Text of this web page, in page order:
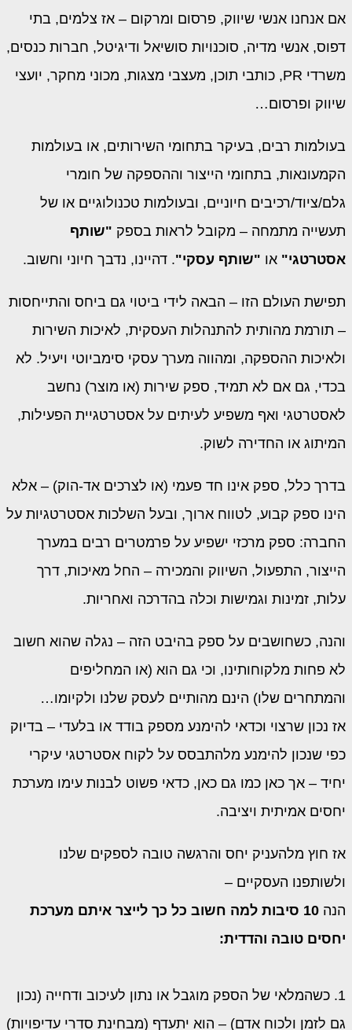
אם אנחנו אנשי שיווק, פרסום ומרקום – אז צלמים, בתי
דפוס, אנשי מדיה, סוכנויות סושיאל ודיגיטל, חברות כנסים,
משרדי PR, כותבי תוכן, מעצבי מצגות, מכוני מחקר, יועצי
שיווק ופרסום…
בעולמות רבים, בעיקר בתחומי השירותים, או בעולמות
הקמעונאות, בתחומי הייצור וההספקה של חומרי
גלם/ציוד/רכיבים חיוניים, ובעולמות טכנולוגיים או של
תעשייה מתמחה – מקובל לראות בספק "שותף
אסטרטגי" או "שותף עסקי". דהיינו, נדבך חיוני וחשוב.
תפישת העולם הזו – הבאה לידי ביטוי גם ביחס והתייחסות
– תורמת מהותית להתנהלות העסקית, לאיכות השירות
ולאיכות ההספקה, ומהווה מערך עסקי סימביוטי ויעיל. לא
בכדי, גם אם לא תמיד, ספק שירות (או מוצר) נחשב
לאסטרטגי ואף משפיע לעיתים על אסטרטגיית הפעילות,
המיתוג או החדירה לשוק.
בדרך כלל, ספק אינו חד פעמי (או לצרכים אד-הוק) – אלא
הינו ספק קבוע, לטווח ארוך, ובעל השלכות אסטרטגיות על
החברה: ספק מרכזי ישפיע על פרמטרים רבים במערך
הייצור, התפעול, השיווק והמכירה – החל מאיכות, דרך
עלות, זמינות וגמישות וכלה בהדרכה ואחריות.
והנה, כשחושבים על ספק בהיבט הזה – נגלה שהוא חשוב
לא פחות מלקוחותינו, וכי גם הוא (או המחליפים
והמתחרים שלו) הינם מהותיים לעסק שלנו ולקיומו…
אז נכון שרצוי וכדאי להימנע מספק בודד או בלעדי – בדיוק
כפי שנכון להימנע מלהתבסס על לקוח אסטרטגי עיקרי
יחיד – אך כאן כמו גם כאן, כדאי פשוט לבנות עימו מערכת
יחסים אמיתית ויציבה.
אז חוץ מלהעניק יחס והרגשה טובה לספקים שלנו
ולשותפנו העסקיים –
הנה
10 סיבות למה חשוב כל כך לייצר איתם מערכת
יחסים טובה והדדית:
1. כשהמלאי של הספק מוגבל או נתון לעיכוב ודחייה (נכון
גם לזמן ולכוח אדם) – הוא יתעדף (מבחינת סדרי עדיפויות)